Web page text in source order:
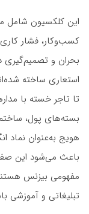
این کلکسیون شامل
کسب‌وکار، فشار
بحران و
استعاری ساخته
تا تاجر خسته با
بسته‌های پول،
هویج به‌عنوان نماد
باعث می‌شود این
مفهومی بیزنس
تبلیغاتی و آموزشی